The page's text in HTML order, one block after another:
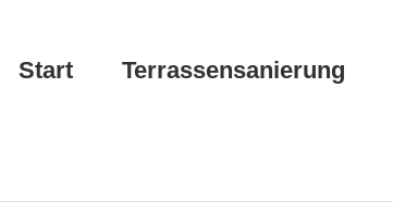
Start Terrassensanierung